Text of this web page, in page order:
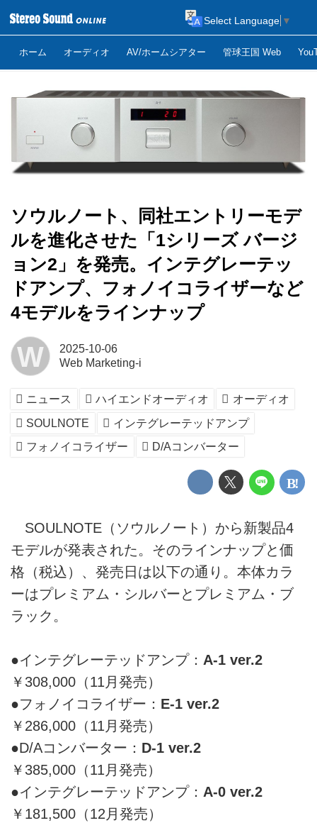
ホーム オーディオ AV/ホームシアター 管球王国 Web
Select Language ▼
ソウルノート、同社エントリーモデ
ルを進化させた「1シリーズ バージ
ョン2」を発売。インテグレーテッ
ドアンプ、フォノイコライザーなど
4モデルをラインナップ
W
2025-10-06
Web Marketing-i
ニュース ハイエンドオーディオ
オーディオ
SOULNOTE
インテグレーテッドアンプ
フォノイコライザー
D/Aコンバーター
SOULNOTE（ソウルノート）から新製品4
モデルが発表された。そのラインナップと価
格（税込）、発売日は以下の通り。本体カラ
ーはプレミアム・シルバーとプレミアム・ブ
ラック。
●インテグレーテッドアンプ： A-1 ver.2
￥308,000（11月発売）
●フォノイコライザー： E-1 ver.2
￥286,000（11月発売）
●D/Aコンバーター： D-1 ver.2
￥385,000（11月発売）
●インテグレーテッドアンプ： A-0 ver.2
￥181,500（12月発売）